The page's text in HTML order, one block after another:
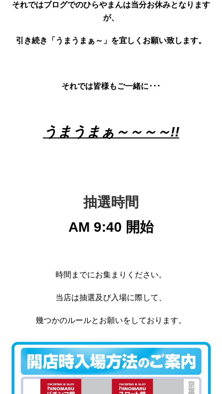
それではブログでのひらやまんは当分お休みとなります
が、
引き続き「うまうまぁ～」を宜しくお願い致します。
それでは皆様もご一緒に･･･
うまうまぁ～～～～!!
抽選時間
AM 9:40 開始
時間までにお集まりください。
当店は抽選及び入場に際して、
幾つかのルールとお願いをしております。